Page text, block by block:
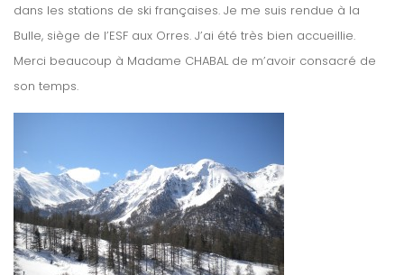
dans les stations de ski françaises. Je me suis rendue à la
Bulle, siège de l’ESF aux Orres. J’ai été très bien accueillie.
Merci beaucoup à Madame CHABAL de m’avoir consacré de
son temps.